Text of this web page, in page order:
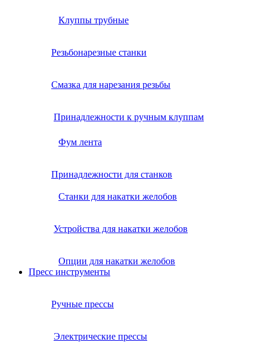
Клуппы трубные
Резьбонарезные станки
Смазка для нарезания резьбы
Принадлежности к ручным клуппам
Фум лента
Принадлежности для станков
Станки для накатки желобов
Устройства для накатки желобов
Опции для накатки желобов
Пресс инструменты
Ручные прессы
Электрические прессы